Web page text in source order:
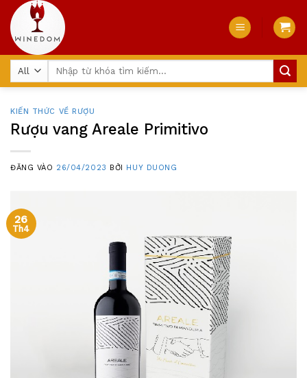
Skip
content
KIẾN THỨC VỀ RƯỢU
Rượu vang Areale Primitivo
ĐĂNG VÀO 26/04/2023 BỞI HUY DUONG
26
Th4